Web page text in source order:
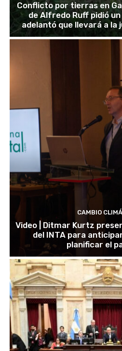
Conflicto por tierras en
de Alfredo Ruff pidió
adelantó que llevará a la
CAMBIO
Video | Ditmar Kurtz
del INTA para
planificar el